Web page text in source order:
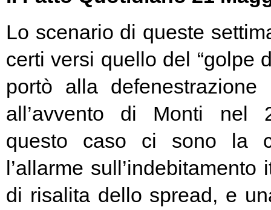
Lo scenario di queste
certi versi quello del “golpe
portò alla
all’avvento di Monti nel
questo caso ci sono la
l’allarme
di risalita dello spread, e